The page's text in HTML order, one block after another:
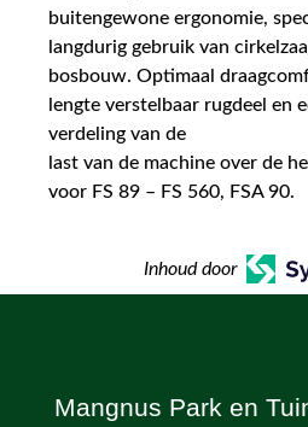
buitengewone ergonomie,
langdurig gebruik van
bosbouw. Optimaal
lengte verstelbaar rugdeel en
verdeling van de
last van de machine over de
voor FS 89 – FS 560, FSA 90.
Inhoud door
Mangnus Park en